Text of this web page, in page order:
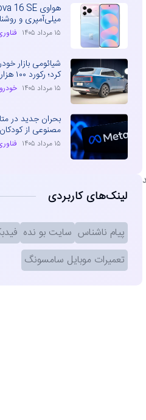
میلی‌آمپری و روشنایی
۱۵ مرداد ۱۴۰۵
کرد؛ رکورد ۱۰۰ هزار سفارش برای N70 و N90
۱۵ مرداد ۱۴۰۵
بحران جدید در
مصنوعی از
۱۵ مرداد ۱۴۰۵
لینک‌های کاربردی
پیام ناشناس سایت بو نده
تعمیرات موبایل سامسونگ